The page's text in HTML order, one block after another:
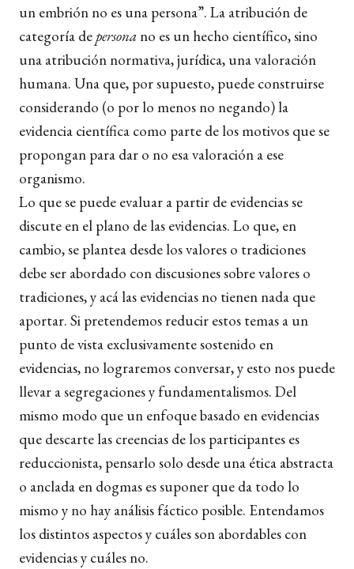
un embrión no es una persona”. La atribución de
categoría depersona no es un hecho científico, sino
una atribución normativa, jurídica, una valoración
humana. Una que, por supuesto, puede construirse
considerando (o por lo menos no negando) la
evidencia científica como parte de los motivos que se
propongan para dar o no esa valoración a ese
organismo.
Lo que se puede evaluar a partir de evidencias se
discute en el plano de las evidencias. Lo que, en
cambio, se plantea desde los valores o tradiciones
debe ser abordado con discusiones sobre valores o
tradiciones, y acá las evidencias no tienen nada que
aportar. Si pretendemos reducir estos temas a un
punto de vista exclusivamente sostenido en
evidencias, no lograremos conversar, y esto nos puede
llevar a segregaciones y fundamentalismos. Del
mismo modo que un enfoque basado en evidencias
que descarte las creencias de los participantes es
reduccionista, pensarlo solo desde una ética abstracta
o anclada en dogmas es suponer que da todo lo
mismo y no hay análisis fáctico posible. Entendamos
los distintos aspectos y cuáles son abordables con
evidencias y cuáles no.